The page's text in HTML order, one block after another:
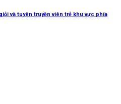
và tuyên truyền viên trẻ khu vực phía